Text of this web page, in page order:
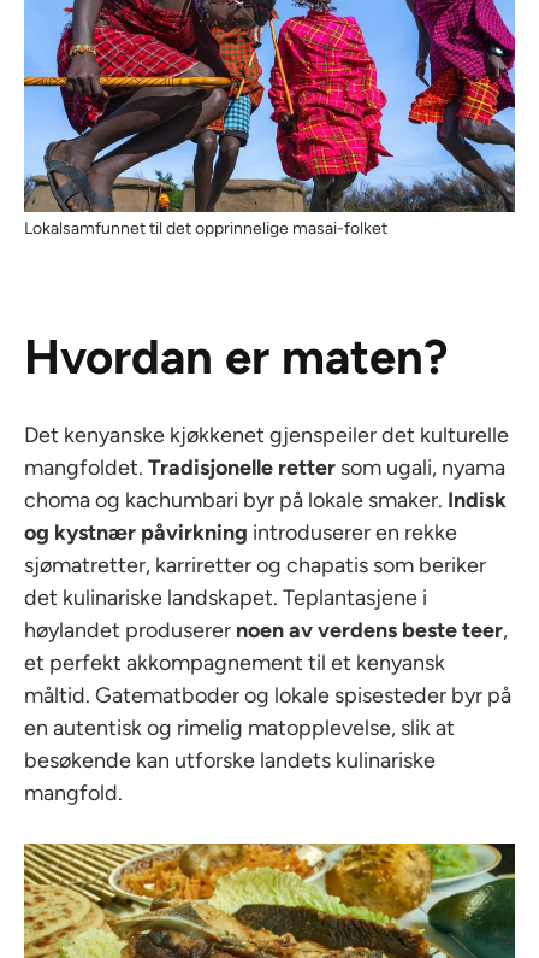
Lokalsamfunnet til det opprinnelige masai-folket
Hvordan er maten?
Det kenyanske kjøkkenet gjenspeiler det kulturelle
mangfoldet. Tradisjonelle retter som ugali, nyama
choma og kachumbari byr på lokale smaker. Indisk
og kystnær påvirkning introduserer en rekke
sjømatretter, karriretter og chapatis som beriker
det kulinariske landskapet. Teplantasjene i
høylandet produserer noen av verdens beste teer,
et perfekt akkompagnement til et kenyansk
måltid. Gatematboder og lokale spisesteder byr på
en autentisk og rimelig matopplevelse, slik at
besøkende kan utforske landets kulinariske
mangfold.